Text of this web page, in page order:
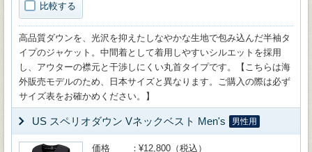
比較する
高品質ダウンを、光沢を抑えたしなやかな生地で包み込んだ半袖タ
イプのジャケット。中間着として着用しやすいシルエットを採用
し、アウターの襟元と干渉しにくい丸首タイプです。【こちらは海
外販売モデルのため、日本サイズと異なります。ご購入の際は必ず
サイズ表をお確かめください。】
US スペリオダウン Vネックベスト Men's 男性用
価格
¥12,800（税込）